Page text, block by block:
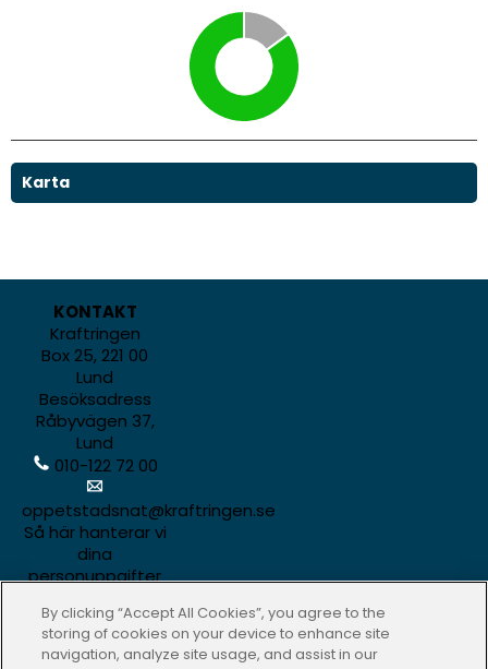
Karta
KONTAKT
Kraftringen
Box 25, 221 00
Lund
Besöksadress
Råbyvägen 37,
Lund
010-122 72 00
oppetstadsnat@kraftringen.se
Så här hanterar vi
dina
personuppgifter
By clicking “Accept All Cookies”, you agree to the
storing of cookies on your device to enhance site
navigation, analyze site usage, and assist in our